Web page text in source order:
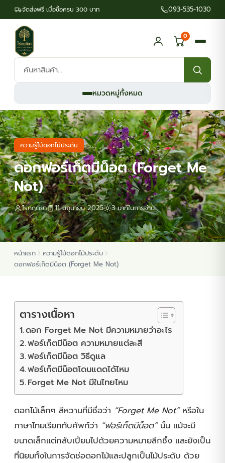
จัดส่งฟรี เมื่อซื้อครบ 300 บาท 093-535-1030
ค้นหา
สินค้า:
0
หมวดหมู่ทั้งหมด
ต้นพันธุ์สมุนไพร
ไม้ดอกไม้ประดับ
ความรู้ไม้ดอกไม้ประดับ
ดอกฟอร์เก็ตมีน็อต (Forget Me
Not)
ไร่กฤติยา 11 มิถุนายน 2025 3 นาทีในการอ่าน
หน้าแรก
ความรู้ไม้ดอกไม้ประดับ
ดอกฟอร์เก็ตมีน็อต (Forget Me Not)
ตารางเนื้อหา
ดอก Forget Me Not มีความหมายว่าอะไร
ฟอร์เก็ตมีน็อต ความหมายแต่ละสี
ฟอร์เก็ตมีน็อต วิธีดูแล
ฟอร์เก็ตมีน็อตโดนแดดได้ไหม
Forget Me Not มีในไทยไหม
ดอกไม้เล็กๆ สีหวานที่มีชื่อว่า “Forget Me Not”หรือใน
ภาษาไทยเรียกทับศัพท์ว่า “ฟอร์เก็ตมีน็อต”นั้น แม้จะมี
ขนาดเล็กแต่กลับเปี่ยมไปด้วยความหมายลึกซึ้ง และยังเป็น
ที่นิยมทั้งในการจัดช่อดอกไม้และปลูกเป็นไม้ประดับ ด้วย